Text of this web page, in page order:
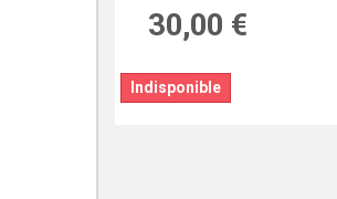
30,00 €
Indisponible